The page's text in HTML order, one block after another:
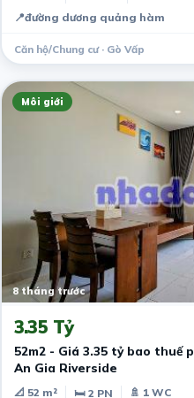
📍đường dương quảng hàm
Căn hộ/Chung cư · Gò Vấp
Môi giới
8 tháng trước
3.35 Tỷ
52m2 - Giá 3.35 tỷ bao thuế
An Gia Riverside
📐 52 m² 🛏 2 PN
🚿 1 WC